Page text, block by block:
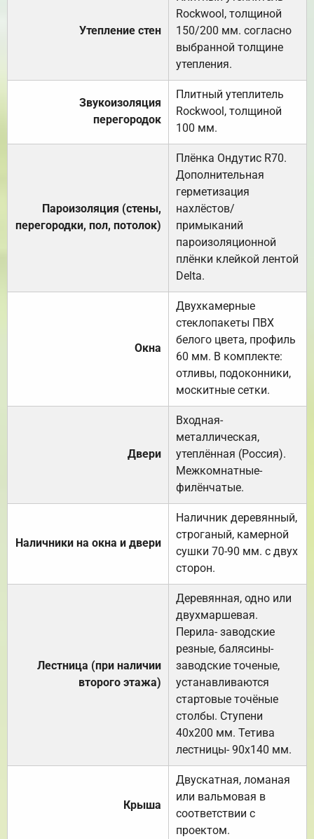
Утепление стен
Rockwool, толщиной
150/200 мм. согласно
выбранной толщине
утепления.
Звукоизоляция
перегородок
Плитный утеплитель
Rockwool, толщиной
100 мм.
Пароизоляция (стены,
перегородки, пол, потолок)
Плёнка Ондутис R70.
Дополнительная
герметизация
нахлёстов/
примыканий
пароизоляционной
плёнки клейкой лентой
Delta.
Окна
Двухкамерные
стеклопакеты ПВХ
белого цвета, профиль
60 мм. В комплекте:
отливы, подоконники,
москитные сетки.
Двери
Входная-
металлическая,
утеплённая (Россия).
Межкомнатные-
филёнчатые.
Наличники на окна и двери
Наличник деревянный,
строганый, камерной
сушки 70-90 мм. с двух
сторон.
Лестница (при наличии
второго этажа)
Деревянная, одно или
двухмаршевая.
Перила- заводские
резные, балясины-
заводские точеные,
устанавливаются
стартовые точёные
столбы. Ступени
40х200 мм. Тетива
лестницы- 90х140 мм.
Крыша
Двускатная, ломаная
или вальмовая в
соответствии с
проектом.